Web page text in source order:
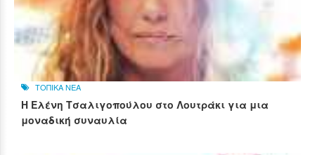
ΤΟΠΙΚΑ ΝΕΑ
Η Ελένη Τσαλιγοπούλου στο Λουτράκι για μια
μοναδική συναυλία